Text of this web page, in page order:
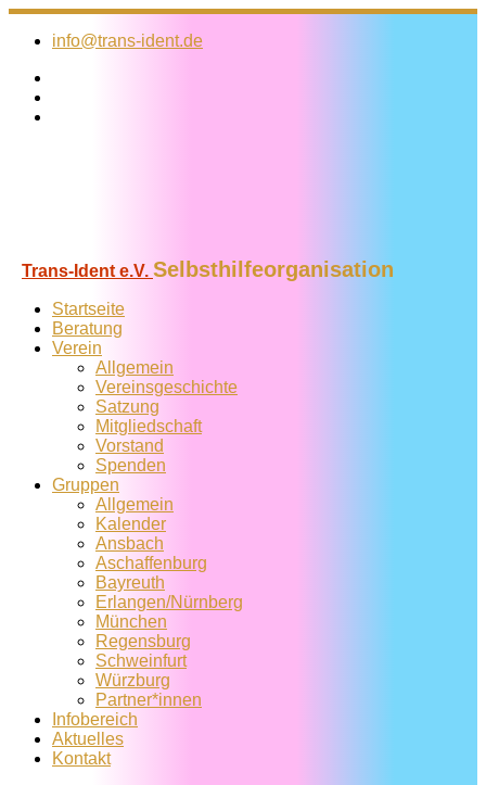
Zum
Inhalt
info@trans-ident.de
Trans-Ident e.V. Selbsthilfeorganisation
Startseite
Beratung
Verein
Allgemein
Vereins­geschichte
Satzung
Mitglied­schaft
Vorstand
Spenden
Gruppen
Allgemein
Kalender
Ansbach
Aschaffenburg
Bayreuth
Erlangen/Nürnberg
München
Regensburg
Schweinfurt
Würzburg
Partner*innen
Infobereich
Aktuelles
Kontakt